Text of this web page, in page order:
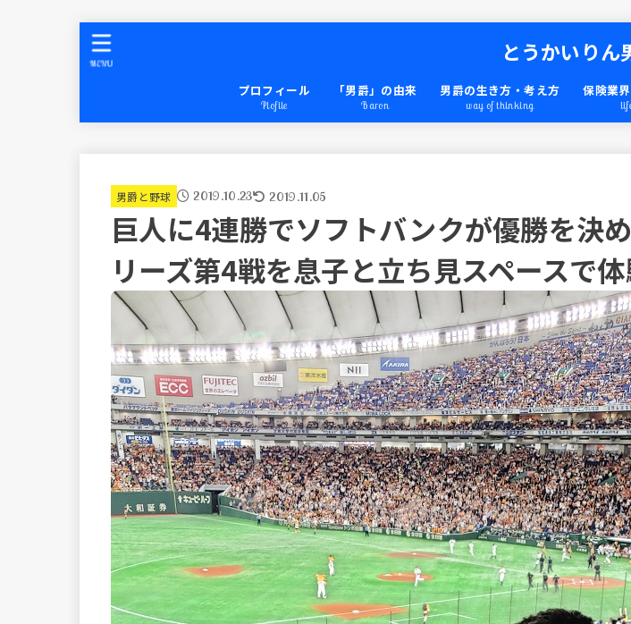
とうかいりん
プロフィール
Plofile
「男爵」の由来
Baron
男爵の生き方・考え方
way of thinking
保険業
MENU
男爵と野球 2019.10.23 2019.11.05
巨人に4連勝でソフトバンクが優勝を決
リーズ第4戦を息子と立ち見スペースで